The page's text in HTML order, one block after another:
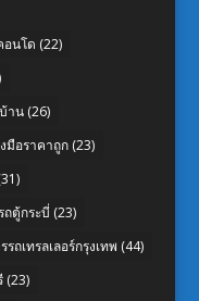
อนโด (22)
าน(26)
มือราคาถูก(23)
ถตู้กระบี่ (23)
รถเทรลเลอร์กรุงเทพ (44)
(23)